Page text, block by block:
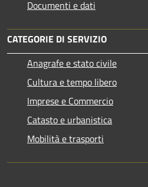
Documenti e dati
CATEGORIE DI SERVIZIO
Anagrafe e stato civile
Cultura e tempo libero
Imprese e Commercio
Catasto e urbanistica
Mobilità e trasporti